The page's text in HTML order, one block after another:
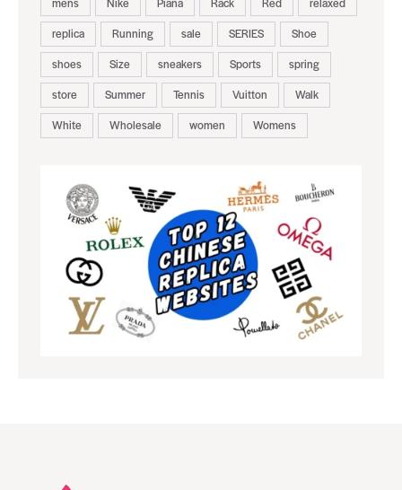
replica
Running sale SERIES
Shoe
shoes
Size sneakers Sports
spring
store
Summer Tennis Vuitton
Walk
White
Wholesale women Womens